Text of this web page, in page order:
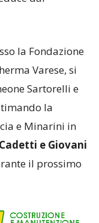
la Fondazione
Varese, si
Sartorelli e
la
e Minarini in
e Giovani
il prossimo